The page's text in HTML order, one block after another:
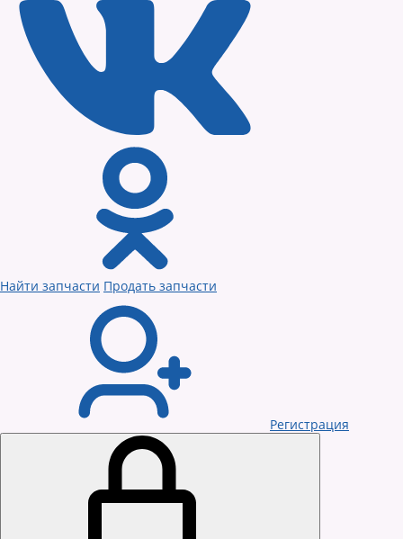
Найти запчасти Продать запчасти
Регистрация